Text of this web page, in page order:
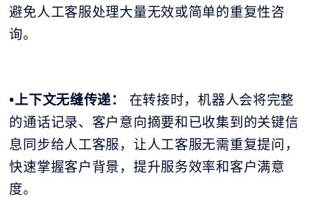
避免人工客服处理大量无效或简单的重复性咨
询。
•上下文无缝传递： 在转接时，机器人会将完整
的通话记录、客户意向摘要和已收集到的关键信
息同步给人工客服，让人工客服无需重复提问，
快速掌握客户背景，提升服务效率和客户满意
度。